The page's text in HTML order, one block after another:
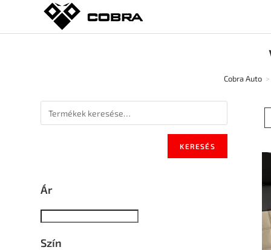
Cobra Auto >
KERESÉS
Ár
Szín